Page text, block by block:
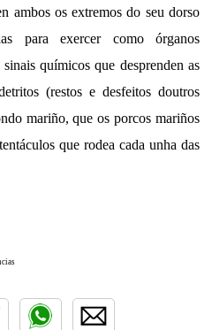
ambos os extremos do seu dorso
para exercer como órganos
químicos que desprenden as
(restos e desfeitos doutros
mariño, que os porcos mariños
que rodea cada unha das